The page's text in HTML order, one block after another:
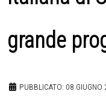
grande
PUBBLICATO: 08 GIUGNO